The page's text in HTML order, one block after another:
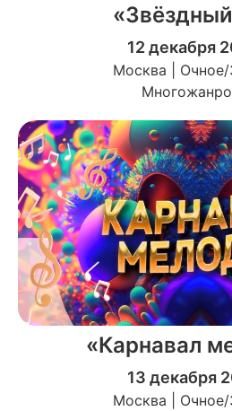
12 декабря
Москва | Очное/
«Карнавал
13 декабря
Москва | Очное/